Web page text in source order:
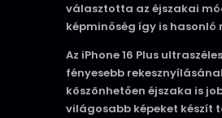
választotta az éjszakai
képminőség így is
Az iPhone 16 Plus
fényesebb
köszönhetően éjszaka is
világosabb képeket készít